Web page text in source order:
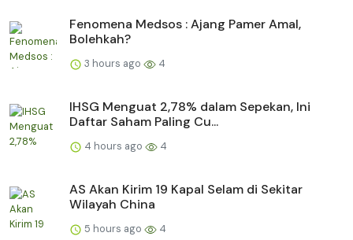
Fenomena Medsos : Ajang Pamer Amal,
Bolehkah?
3 hours ago 4
IHSG Menguat 2,78% dalam Sepekan, Ini
Daftar Saham Paling Cu...
4 hours ago 4
AS Akan Kirim 19 Kapal Selam di Sekitar
Wilayah China
5 hours ago 4